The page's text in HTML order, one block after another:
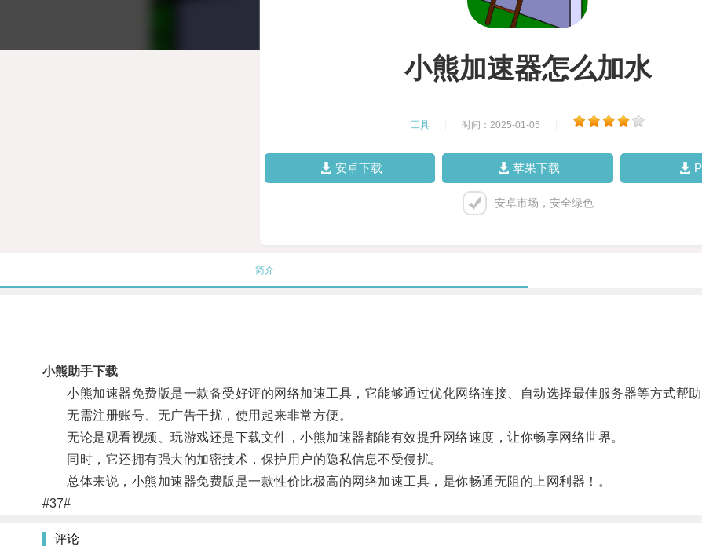
小熊加速器怎么加水
工具 时间：2025-01-05
安卓下载 苹果下载
安卓市场，安全绿色
简介
小熊助手下载
小熊加速器免费版是一款备受好评的网络加速工具，它能够通过优化网络连接、自动选择最佳服务器等方式帮助
无需注册账号、无广告干扰，使用起来非常方便。
无论是观看视频、玩游戏还是下载文件，小熊加速器都能有效提升网络速度，让你畅享网络世界。
同时，它还拥有强大的加密技术，保护用户的隐私信息不受侵扰。
总体来说，小熊加速器免费版是一款性价比极高的网络加速工具，是你畅通无阻的上网利器！。
#37#
评论